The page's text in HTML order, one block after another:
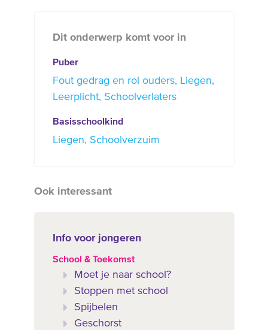
Dit onderwerp komt voor in
Puber
Fout gedrag en rol ouders
Liegen
Leerplicht Schoolverlaters
Basisschoolkind
Liegen Schoolverzuim
Ook interessant
Info voor jongeren
School & Toekomst
Moet je naar school?
Stoppen met school
Spijbelen
Geschorst